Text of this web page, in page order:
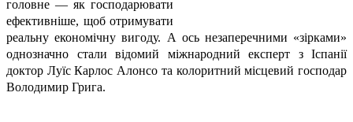
головне — як господарювати
ефективніше, щоб отримувати
реальну економічну вигоду. А ось незаперечними «зірками»
однозначно стали відомий міжнародний експерт з Іспанії
доктор Луїс Карлос Алонсо та колоритний місцевий господар
Володимир Грига.